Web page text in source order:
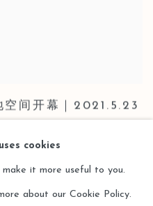
间开幕｜2021.5.23
cookies
make it more useful to you.
about our Cookie Policy.